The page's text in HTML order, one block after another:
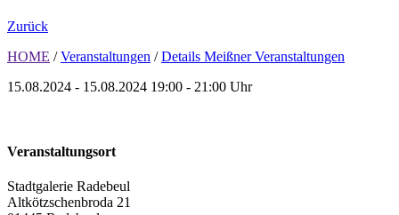
Zurück
HOME / Veranstaltungen / Details Meißner Veranstaltungen
15.08.2024 - 15.08.2024 19:00 - 21:00 Uhr
Veranstaltungsort
Stadtgalerie Radebeul
Altkötzschenbroda 21